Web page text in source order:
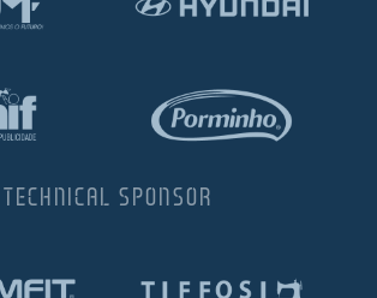
TECHNICAL SPONSOR